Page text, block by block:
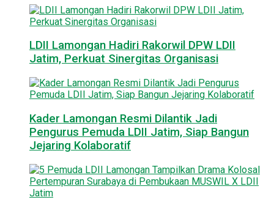
LDII Lamongan Hadiri Rakorwil DPW LDII
Jatim, Perkuat Sinergitas Organisasi
Kader Lamongan Resmi Dilantik Jadi
Pengurus Pemuda LDII Jatim, Siap Bangun
Jejaring Kolaboratif